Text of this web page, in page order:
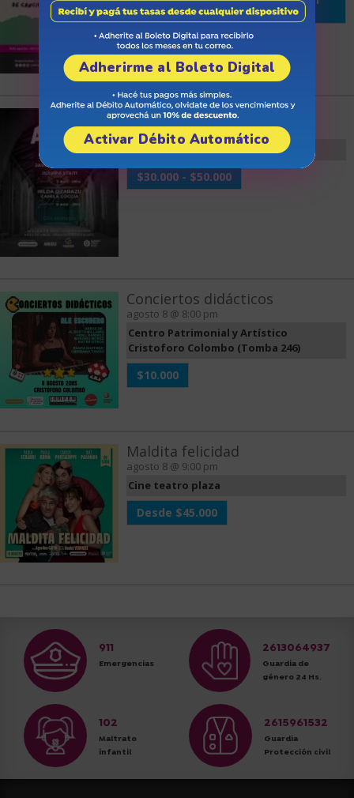
previa)
Arizu Vibras
agosto 8 @ 8:00 pm
Espacio Arizu (Belgrano 1322)
$30.000 - $50.000
Conciertos didácticos
agosto 8 @ 8:00 pm
Centro Patrimonial y Artístico
Cristoforo Colombo (Tomba 246)
$10.000
Maldita felicidad
agosto 8 @ 9:00 pm
Cine teatro plaza
Desde $45.000
911
Emergencias
2613064937
Guardia de
género 24 Hs.
102
Maltrato
infantil
2615961532
Guardia
Protección civil
Adherirme al Boleto Digital
Activar Débito Automático